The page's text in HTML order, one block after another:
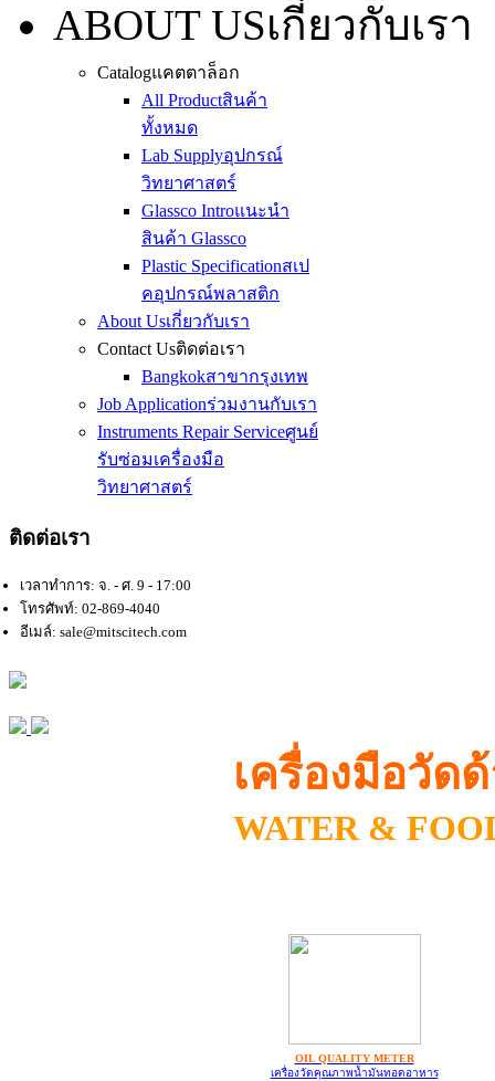
ABOUT USเกี่ยวกับเรา
Catalogแคตตาล็อก
All Productสินค้า
ทั้งหมด
Lab Supplyอุปกรณ์
วิทยาศาสตร์
Glassco Introแนะนำ
สินค้า Glassco
Plastic Specificationสเป
คอุปกรณ์พลาสติก
About Usเกี่ยวกับเรา
Contact Usติดต่อเรา
Bangkokสาขากรุงเทพ
Job Applicationร่วมงานกับเรา
Instruments Repair Serviceศูนย์
รับซ่อมเครื่องมือ
วิทยาศาสตร์
ติดต่อเรา
เวลาทำการ: จ. - ศ. 9 - 17:00
โทรศัพท์: 02-869-4040
อีเมล์: sale@mitscitech.com
เครื่องมือวัด
WATER &
OIL QUALITY METER
เครื่องวัดคุณภาพน้ำมันทอดอาหาร